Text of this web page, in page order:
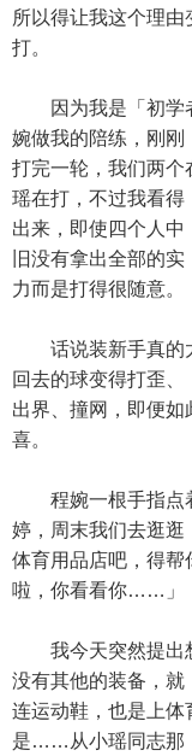
所以得让我这个理
打。
因为我是「初学者
婉做我的陪练，刚刚
打完一轮，我们两个
瑶在打，不过我看得
出来，即使四个人
旧没有拿出全部的实
力而是打得很随意。
话说装新手真的太
回去的球变得打歪、
出界、撞网，即便
喜。
程婉一根手指点
婷，周末我们去逛逛
体育用品店吧，得帮
啦，你看看你……」
我今天突然提出
没有其他的装备，就
连运动鞋，也是上体
是……从小瑶同志那